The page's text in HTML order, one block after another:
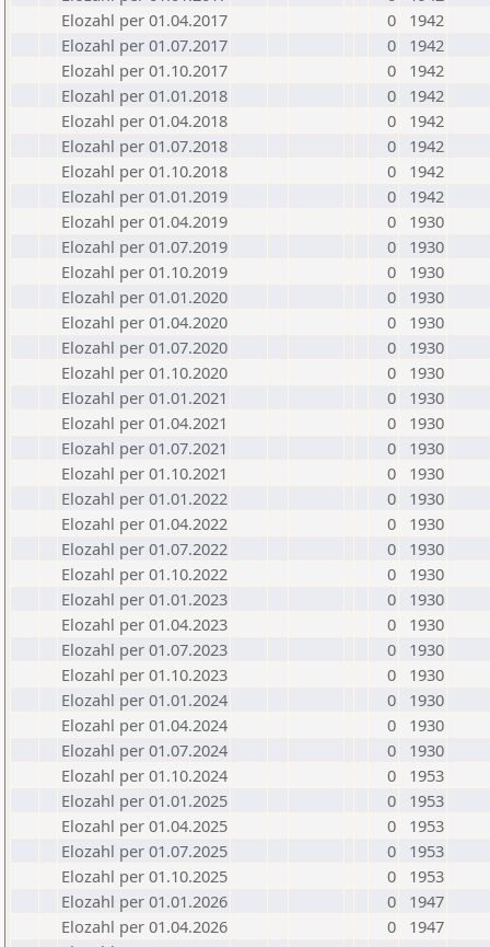
Elozahl per 01.04.2017
0
1942
Elozahl per 01.07.2017
0
1942
Elozahl per 01.10.2017
0
1942
Elozahl per 01.01.2018
0
1942
Elozahl per 01.04.2018
0
1942
Elozahl per 01.07.2018
0
1942
Elozahl per 01.10.2018
0
1942
Elozahl per 01.01.2019
0
1942
Elozahl per 01.04.2019
0
1930
Elozahl per 01.07.2019
0
1930
Elozahl per 01.10.2019
0
1930
Elozahl per 01.01.2020
0
1930
Elozahl per 01.04.2020
0
1930
Elozahl per 01.07.2020
0
1930
Elozahl per 01.10.2020
0
1930
Elozahl per 01.01.2021
0
1930
Elozahl per 01.04.2021
0
1930
Elozahl per 01.07.2021
0
1930
Elozahl per 01.10.2021
0
1930
Elozahl per 01.01.2022
0
1930
Elozahl per 01.04.2022
0
1930
Elozahl per 01.07.2022
0
1930
Elozahl per 01.10.2022
0
1930
Elozahl per 01.01.2023
0
1930
Elozahl per 01.04.2023
0
1930
Elozahl per 01.07.2023
0
1930
Elozahl per 01.10.2023
0
1930
Elozahl per 01.01.2024
0
1930
Elozahl per 01.04.2024
0
1930
Elozahl per 01.07.2024
0
1930
Elozahl per 01.10.2024
0
1953
Elozahl per 01.01.2025
0
1953
Elozahl per 01.04.2025
0
1953
Elozahl per 01.07.2025
0
1953
Elozahl per 01.10.2025
0
1953
Elozahl per 01.01.2026
0
1947
Elozahl per 01.04.2026
0
1947